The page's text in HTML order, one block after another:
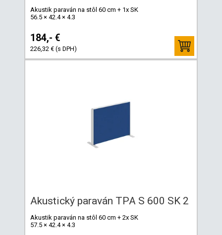
Akustik paraván na stôl 60 cm + 1x SK
56.5 × 42.4 × 4.3
184,- €
226,32 € (s DPH)
Akustický paraván TPA S 600 SK 2
Akustik paraván na stôl 60 cm + 2x SK
57.5 × 42.4 × 4.3